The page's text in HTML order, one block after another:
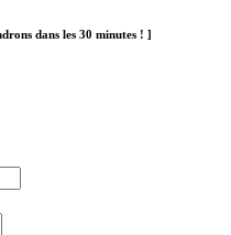
dans les 30 minutes ! ]